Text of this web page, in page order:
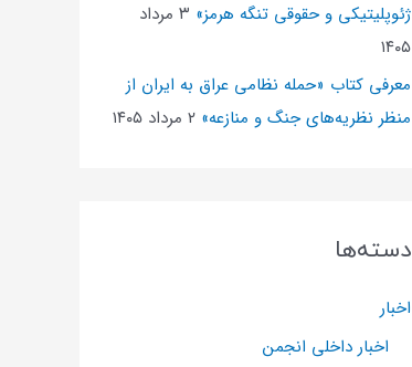
ژئوپلیتیکی و حقوقی تنگه هرمز»
۳ مرداد
۱۴۰۵
معرفی کتاب «حمله نظامی عراق به ایران از
منظر نظریه‌های جنگ و منازعه» ۲ مرداد ۱۴۰۵
دسته‌ها
اخبار
اخبار داخلی انجمن